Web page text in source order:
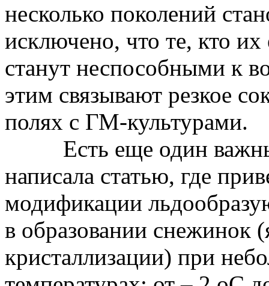
несколько поколений
исключено, что те, кто их
станут неспособными к
этим связывают резкое
полях с ГМ-культурами.
Есть еще один
написала статью, где
модификации
в образовании снежинок
кристаллизации) при